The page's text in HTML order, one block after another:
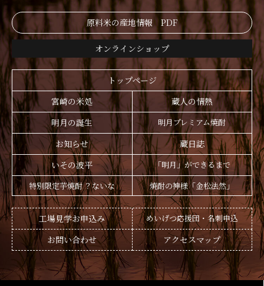
原料米の産地情報 PDF
オンラインショップ
トップページ
宮崎の米処
蔵人の情熱
明月の誕生
明月プレミアム焼酎
お知らせ
蔵日誌
いその波平
「明月」ができるまで
特別限定芋焼酎 ？ないな
焼酎の神様「金松法然」
工場見学お申込み めいげつ応援団・名刺申込
お問い合わせ アクセスマップ